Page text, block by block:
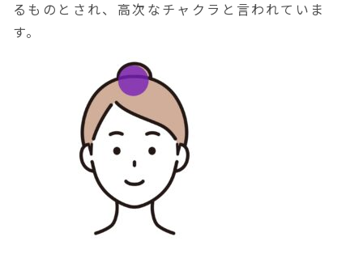
る ものとされ、高次なチャクラと言われていま
す。